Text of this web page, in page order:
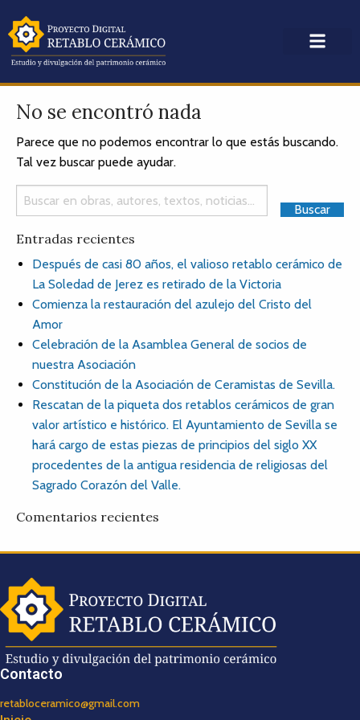
No se encontró nada
Parece que no podemos encontrar lo que estás buscando.
Tal vez buscar puede ayudar.
Entradas recientes
Después de casi 80 años, el valioso retablo cerámico de
La Soledad de Jerez es retirado de la Victoria
Comienza la restauración del azulejo del Cristo del
Amor
Celebración de la Asamblea General de socios de
nuestra Asociación
Constitución de la Asociación de Ceramistas de Sevilla.
Rescatan de la piqueta dos retablos cerámicos de gran
valor artístico e histórico. El Ayuntamiento de Sevilla se
hará cargo de estas piezas de principios del siglo XX
procedentes de la antigua residencia de religiosas del
Sagrado Corazón del Valle.
Comentarios recientes
Contacto
retabloceramico@gmail.com